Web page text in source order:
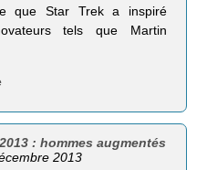
que Star Trek a inspiré
tels que Martin
: hommes augmentés
2013